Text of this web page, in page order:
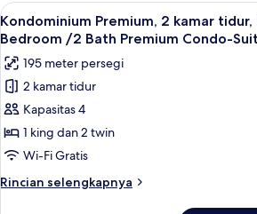
Lihat
semua
foto
untuk
Kondominium
Premium,
2
kamar
tidur,
2
12
Kondominium Premium, 2 kamar
Bedroom /2 Bath Premium Condo-
195 meter persegi
2 kamar tidur
Kapasitas 4
1 king dan 2 twin
Wi-Fi Gratis
Rincian selengkapnya
Rincian